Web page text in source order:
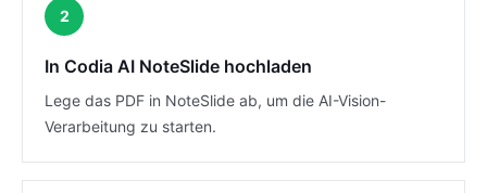
2
In Codia AI NoteSlide hochladen
Lege das PDF in NoteSlide ab, um die AI-Vision-
Verarbeitung zu starten.